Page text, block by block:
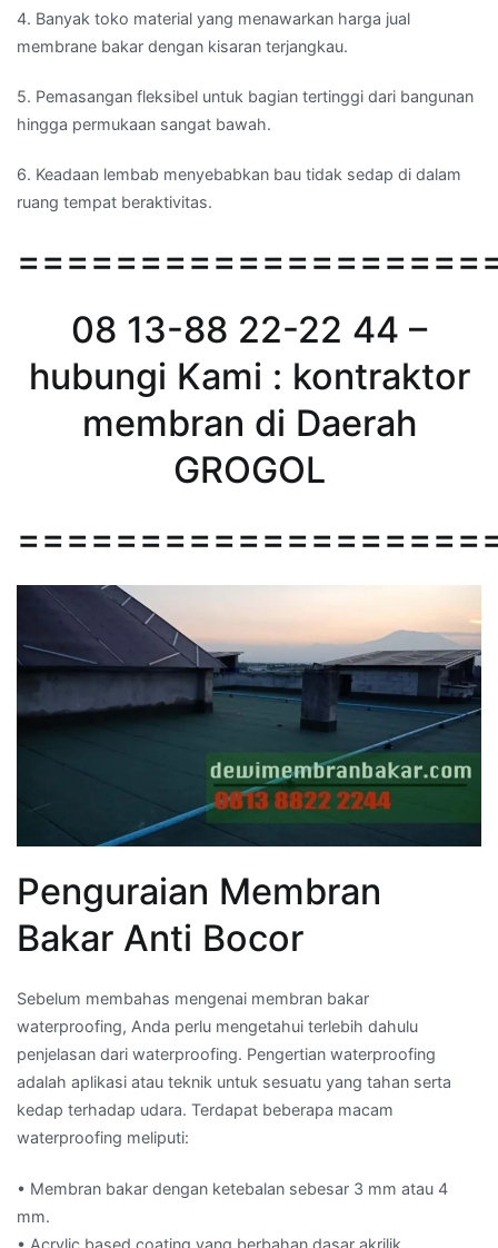
4. Banyak toko material yang menawarkan harga jual
membrane bakar dengan kisaran terjangkau.
5. Pemasangan fleksibel untuk bagian tertinggi dari bangunan
hingga permukaan sangat bawah.
6. Keadaan lembab menyebabkan bau tidak sedap di dalam
ruang tempat beraktivitas.
08 13-88 22-22 44 –
hubungi Kami : kontraktor
membran di Daerah
GROGOL
Penguraian Membran
Bakar Anti Bocor
Sebelum membahas mengenai membran bakar
waterproofing, Anda perlu mengetahui terlebih dahulu
penjelasan dari waterproofing. Pengertian waterproofing
adalah aplikasi atau teknik untuk sesuatu yang tahan serta
kedap terhadap udara. Terdapat beberapa macam
waterproofing meliputi:
• Membran bakar dengan ketebalan sebesar 3 mm atau 4
mm.
• Acrylic based coating yang berbahan dasar akrilik.